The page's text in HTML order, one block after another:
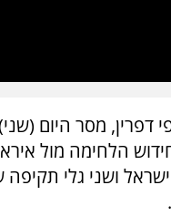
דפרין, מסר היום
הלחימה מול
ישראל ושני גלי